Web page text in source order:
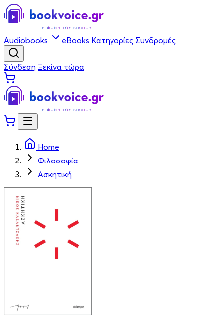
Audiobooks eBooks Κατηγορίες Συνδρομές
Σύνδεση Ξεκίνα τώρα
Home
Φιλοσοφία
Ασκητική